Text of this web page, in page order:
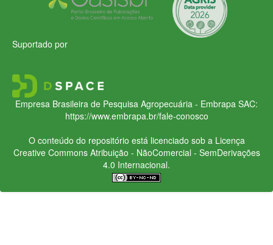
Suportado por
Empresa Brasileira de Pesquisa Agropecuária - Embrapa SAC:
https://www.embrapa.br/fale-conosco
O conteúdo do repositório está licenciado sob a Licença
Creative CommonsAtribuição - NãoComercial - SemDerivações
4.0 Internacional.